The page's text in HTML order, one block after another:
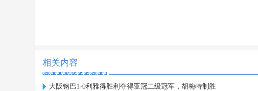
相关内容
大阪钢巴1-0利雅得胜利夺得亚冠二级冠军，胡梅特制胜